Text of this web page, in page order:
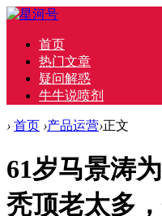
首页
热门文章
疑问解惑
牛牛说喷剂
› 首页 ›产品运营›正文
61岁马景涛
秃顶老太多